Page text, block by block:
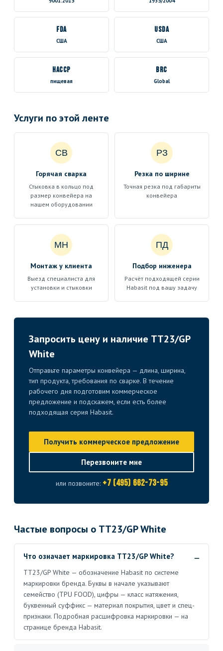
FDA
США
USDA
США
HACCP
пищевая
BRC
Global
Услуги по этой ленте
СВ
Горячая сварка
Стыковка в кольцо под
размер конвейера на
нашем оборудовании
РЗ
Резка по ширине
Точная резка под габариты
конвейера
МН
Монтаж у клиента
Выезд специалиста для
установки и стыковки
ПД
Подбор инженера
Расчёт подходящей серии
Habasit под вашу задачу
Запросить цену и наличие TT23/GP
White
Отправьте параметры конвейера — длина, ширина,
тип продукта, требования по сварке. В течение
рабочего дня подготовим коммерческое
предложение и подскажем, если есть более
подходящая серия Habasit.
Получить коммерческое предложение
Перезвоните мне
или позвоните: +7 (495) 662-73-95
Частые вопросы о TT23/GP White
Что означает маркировка TT23/GP White?
TT23/GP White — обозначение Habasit по системе
маркировки бренда. Буквы в начале указывают
семейство (TPU FOOD), цифры — класс натяжения,
буквенный суффикс — материал покрытия, цвет и спец-
признаки. Подробная расшифровка маркировки — на
странице бренда Habasit.